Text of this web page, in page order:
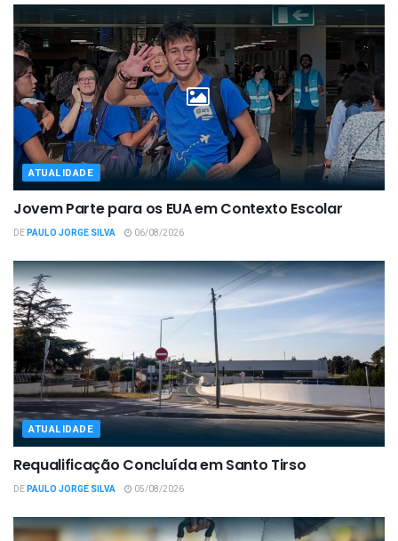
ATUALIDADE
Jovem Parte para os EUA em Contexto Escolar
DEPAULO JORGE SILVA 06/08/2026
ATUALIDADE
Requalificação Concluída em Santo Tirso
DEPAULO JORGE SILVA 05/08/2026